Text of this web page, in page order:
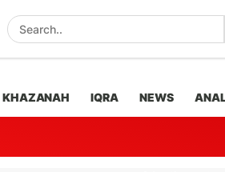
KHAZANAH IQRA NEWS